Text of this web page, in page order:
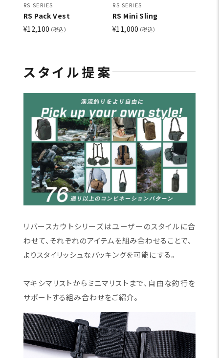
RS SERIES
RS Pack Vest
¥12,100 （税込）
RS SERIES
RS Mini Sling
¥11,000 （税込）
スタイル提案
リバースカウトシリーズはユーザーのスタイルに合
わせて、それぞれのアイテムを組み合わせることで、
よりスタイリッシュなパッキングを可能にする。
マキシマリストからミニマリストまで、自由な釣行を
サポートする組み合わせをご紹介。